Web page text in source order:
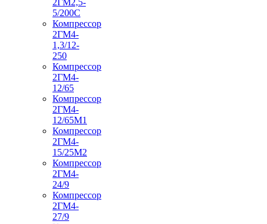
2ГМ2,5-
5/200С
Компрессор
2ГМ4-
1,3/12-
250
Компрессор
2ГМ4-
12/65
Компрессор
2ГМ4-
12/65М1
Компрессор
2ГМ4-
15/25М2
Компрессор
2ГМ4-
24/9
Компрессор
2ГМ4-
27/9